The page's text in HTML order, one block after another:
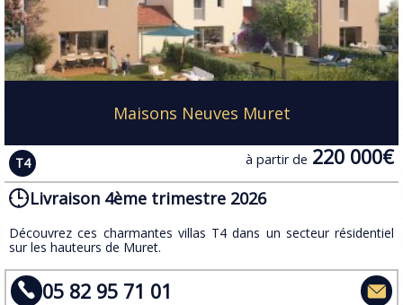
Maisons Neuves Muret
T4 à partir de 220 000€
Livraison 4ème trimestre 2026
​Découvrez ces charmantes villas T4 dans un secteur résidentiel
sur les hauteurs de Muret.
05 82 95 71 01